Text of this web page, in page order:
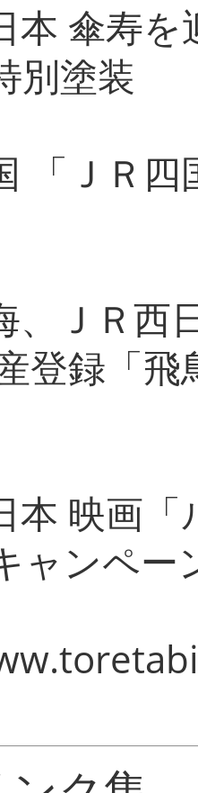
本 傘寿
別塗装
「ＪＲ
、ＪＲ西
登録「
本 映画
ャンペー